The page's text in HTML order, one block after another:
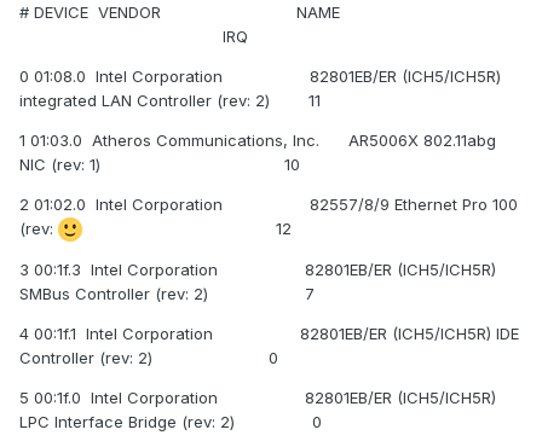
# DEVICE VENDOR NAME
IRQ
0 01:08.0 Intel Corporation 82801EB/ER (ICH5/ICH5R)
integrated LAN Controller (rev: 2) 11
1 01:03.0 Atheros Communications, Inc. AR5006X 802.11abg
NIC (rev: 1) 10
2 01:02.0 Intel Corporation 82557/8/9 Ethernet Pro 100
(rev:
12
3 00:1f.3 Intel Corporation 82801EB/ER (ICH5/ICH5R)
SMBus Controller (rev: 2) 7
4 00:1f.1 Intel Corporation 82801EB/ER (ICH5/ICH5R) IDE
Controller (rev: 2) 0
5 00:1f.0 Intel Corporation 82801EB/ER (ICH5/ICH5R)
LPC Interface Bridge (rev: 2) 0